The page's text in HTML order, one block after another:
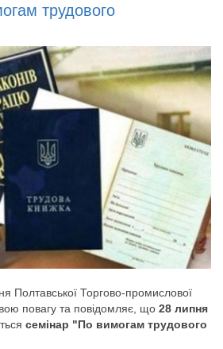
трудового
Полтавської Торгово-промислової
повагу та повідомляє, що 28 липня
семінар "По вимогам трудового